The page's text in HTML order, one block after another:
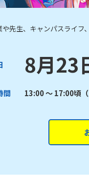
や先生、キャンパスライフ
8月23
間 13:00 ～ 17:00頃